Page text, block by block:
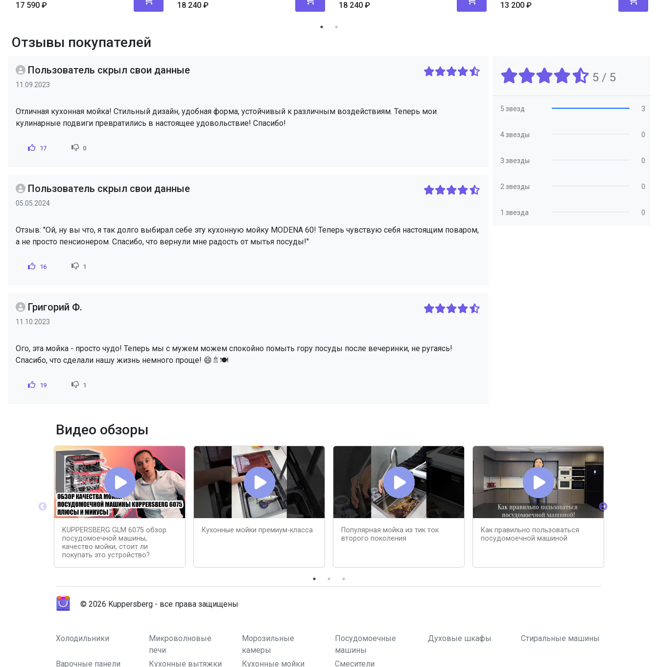
17 590 ₽ 18 240 ₽ 18 240 ₽ 13 200 ₽
Отзывы покупателей
Пользователь скрыл свои данные
11.09.2023
Отличная кухонная мойка! Стильный дизайн, удобная форма, устойчивый к различным воздействиям. Теперь мои
кулинарные подвиги превратились в настоящее удовольствие! Спасибо!
17 0
Пользователь скрыл свои данные
05.05.2024
Отзыв: "Ой, ну вы что, я так долго выбирал себе эту кухонную мойку MODENA 60! Теперь чувствую себя настоящим поваром,
а не просто пенсионером. Спасибо, что вернули мне радость от мытья посуды!"
16 1
Григорий Ф.
11.10.2023
Ого, эта мойка - просто чудо! Теперь мы с мужем можем спокойно помыть гору посуды после вечеринки, не ругаясь!
Спасибо, что сделали нашу жизнь немного проще! 😄🚿🍽️
19 1
5 / 5
5 звезд 3
4 звезды 0
3 звезды 0
2 звезды 0
1 звезда 0
Видео обзоры
KUPPERSBERG GLM 6075 обзор
посудомоечной машины,
качество мойки, стоит ли
покупать это устройство?
Кухонные мойки премиум-класса
Популярная мойка из тик ток
второго поколения
Как правильно пользоваться
посудомоечной машиной
© 2026 Kuppersberg - все права защищены
Холодильники
Микроволновые
печи
Морозильные
камеры
Посудомоечные
машины
Духовые шкафы Стиральные машины
Варочные панели Кухонные вытяжки Кухонные мойки Смесители